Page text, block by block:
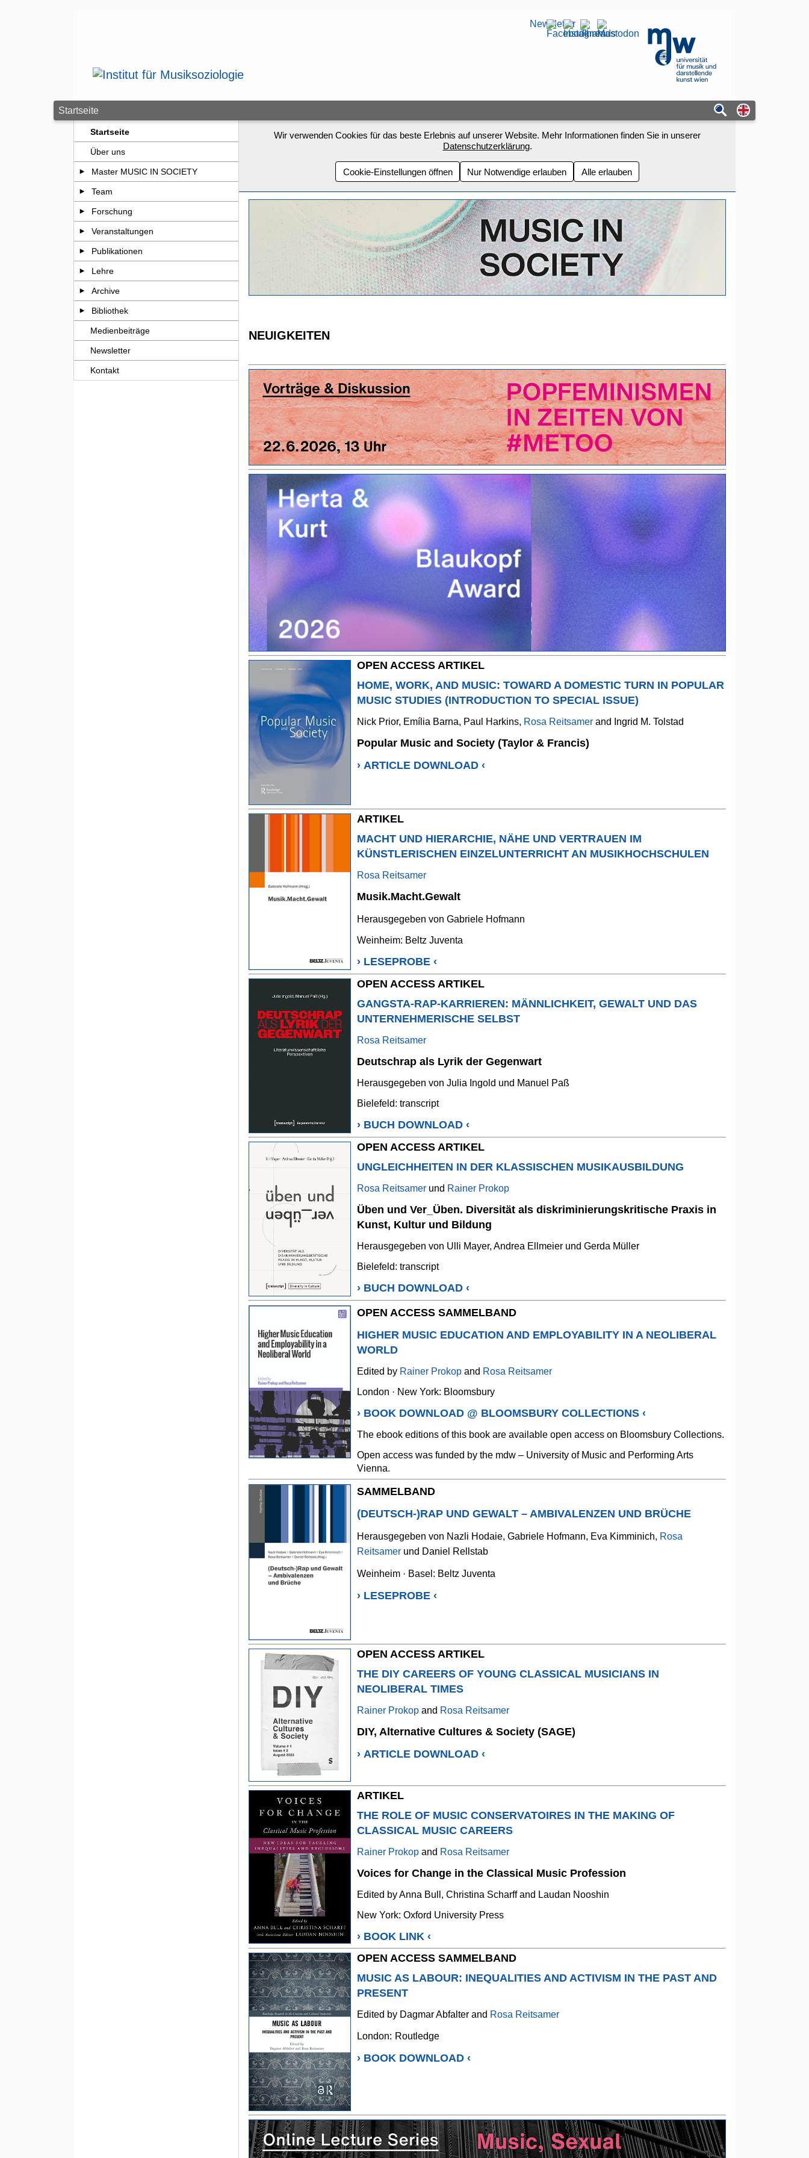
mdw - Homepage
Newsletter
Startseite Switch to
Startseite
Über uns
Master MUSIC IN SOCIETY
Team
Forschung
Veranstaltungen
Publikationen
Lehre
Archive
Bibliothek
Medienbeiträge
Newsletter
Kontakt
Wir verwenden Cookies für das beste Erlebnis auf unserer Website. Mehr Informationen finden Sie in unserer
Datenschutzerklärung.
Cookie-Einstellungen öffnen Nur Notwendige erlauben Alle erlauben
NEUIGKEITEN
OPEN ACCESS ARTIKEL
HOME, WORK, AND MUSIC: TOWARD A DOMESTIC TURN IN POPULAR
MUSIC STUDIES (INTRODUCTION TO SPECIAL ISSUE)
Nick Prior, Emília Barna, Paul Harkins, Rosa Reitsamer and Ingrid M. Tolstad
Popular Music and Society (Taylor & Francis)
› ARTICLE DOWNLOAD ‹
ARTIKEL
MACHT UND HIERARCHIE, NÄHE UND VERTRAUEN IM
KÜNSTLERISCHEN EINZELUNTERRICHT AN MUSIKHOCHSCHULEN
Rosa Reitsamer
Musik.Macht.Gewalt
Herausgegeben von Gabriele Hofmann
Weinheim: Beltz Juventa
› LESEPROBE ‹
OPEN ACCESS ARTIKEL
GANGSTA-RAP-KARRIEREN: MÄNNLICHKEIT, GEWALT UND DAS
UNTERNEHMERISCHE SELBST
Rosa Reitsamer
Deutschrap als Lyrik der Gegenwart
Herausgegeben von Julia Ingold und Manuel Paß
Bielefeld: transcript
› BUCH DOWNLOAD ‹
OPEN ACCESS ARTIKEL
UNGLEICHHEITEN IN DER KLASSISCHEN MUSIKAUSBILDUNG
Rosa Reitsamer und Rainer Prokop
Üben und Ver_Üben. Diversität als diskriminierungskritische Praxis in
Kunst, Kultur und Bildung
Herausgegeben von Ulli Mayer, Andrea Ellmeier und Gerda Müller
Bielefeld: transcript
› BUCH DOWNLOAD ‹
OPEN ACCESS SAMMELBAND
HIGHER MUSIC EDUCATION AND EMPLOYABILITY IN A NEOLIBERAL
WORLD
Edited by Rainer Prokop and Rosa Reitsamer
London · New York: Bloomsbury
› BOOK DOWNLOAD @ BLOOMSBURY COLLECTIONS ‹
The ebook editions of this book are available open access on Bloomsbury Collections.
Open access was funded by the mdw – University of Music and Performing Arts
Vienna.
SAMMELBAND
(DEUTSCH-)RAP UND GEWALT – AMBIVALENZEN UND BRÜCHE
Herausgegeben von Nazli Hodaie, Gabriele Hofmann, Eva Kimminich, Rosa
Reitsamer und Daniel Rellstab
Weinheim · Basel: Beltz Juventa
› LESEPROBE ‹
OPEN ACCESS ARTIKEL
THE DIY CAREERS OF YOUNG CLASSICAL MUSICIANS IN
NEOLIBERAL TIMES
Rainer Prokop and Rosa Reitsamer
DIY, Alternative Cultures & Society (SAGE)
› ARTICLE DOWNLOAD ‹
ARTIKEL
THE ROLE OF MUSIC CONSERVATOIRES IN THE MAKING OF
CLASSICAL MUSIC CAREERS
Rainer Prokop and Rosa Reitsamer
Voices for Change in the Classical Music Profession
Edited by Anna Bull, Christina Scharff and Laudan Nooshin
New York: Oxford University Press
› BOOK LINK ‹
OPEN ACCESS SAMMELBAND
MUSIC AS LABOUR: INEQUALITIES AND ACTIVISM IN THE PAST AND
PRESENT
Edited by Dagmar Abfalter and Rosa Reitsamer
London: Routledge
› BOOK DOWNLOAD ‹